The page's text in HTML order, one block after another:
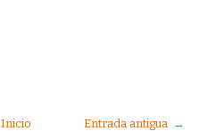
Entrada antigua →
Inicio